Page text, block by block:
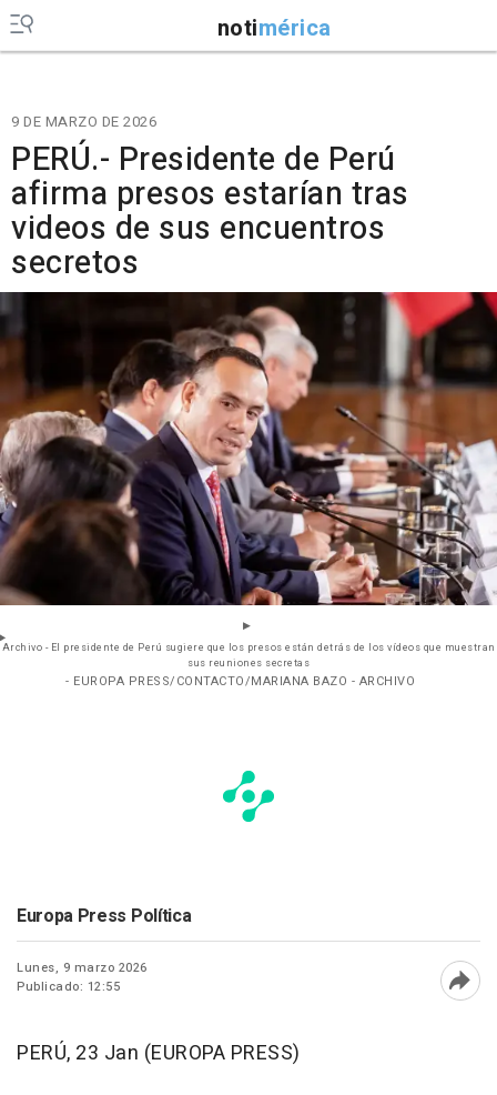
notimérica
9 DE MARZO DE 2026
PERÚ.- Presidente de Perú
afirma presos estarían tras
videos de sus encuentros
secretos
Archivo - El presidente de Perú sugiere que los presos están detrás de los vídeos que muestran
sus reuniones secretas
- EUROPA PRESS/CONTACTO/MARIANA BAZO - ARCHIVO
Europa Press Política
Lunes, 9 marzo 2026
Publicado: 12:55
PERÚ, 23 Jan (EUROPA PRESS)